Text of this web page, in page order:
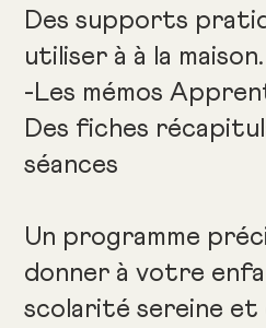
Des supports
utiliser à à la maison.
-Les mémos
Des fiches
séances
Un programme
donner à votre
scolarité sereine et